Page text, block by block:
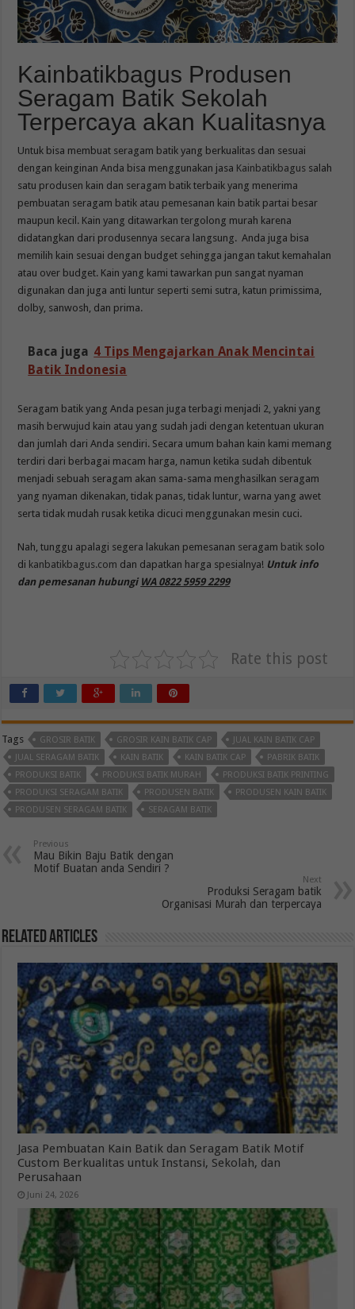
Kainbatikbagus Produsen
Seragam Batik Sekolah
Terpercaya akan Kualitasnya
Untuk bisa membuat seragam batik yang berkualitas dan sesuai
dengan keinginan Anda bisa menggunakan jasa Kainbatikbagus salah
satu produsen kain dan seragam batik terbaik yang menerima
pembuatan seragam batik atau pemesanan kain batik partai besar
maupun kecil. Kain yang ditawarkan tergolong murah karena
didatangkan dari produsennya secara langsung. Anda juga bisa
memilih kain sesuai dengan budget sehingga jangan takut kemahalan
atau over budget. Kain yang kami tawarkan pun sangat nyaman
digunakan dan juga anti luntur seperti semi sutra, katun primissima,
dolby, sanwosh, dan prima.
Baca juga 4 Tips Mengajarkan Anak Mencintai
Batik Indonesia
Seragam batik yang Anda pesan juga terbagi menjadi 2, yakni yang
masih berwujud kain atau yang sudah jadi dengan ketentuan ukuran
dan jumlah dari Anda sendiri. Secara umum bahan kain kami memang
terdiri dari berbagai macam harga, namun ketika sudah dibentuk
menjadi sebuah seragam akan sama-sama menghasilkan seragam
yang nyaman dikenakan, tidak panas, tidak luntur, warna yang awet
serta tidak mudah rusak ketika dicuci menggunakan mesin cuci.
Nah, tunggu apalagi segera lakukan pemesanan seragam batik solo
di kanbatikbagus.com dan dapatkan harga spesialnya! Untuk info
dan pemesanan hubungi WA 0822 5959 2299
Rate this post
Tags GROSIR BATIK GROSIR KAIN BATIK CAP
JUAL KAIN BATIK CAP
JUAL SERAGAM BATIK
KAIN BATIK KAIN BATIK CAP
PABRIK BATIK
PRODUKSI BATIK
PRODUKSI BATIK MURAH
PRODUKSI BATIK PRINTING
PRODUKSI SERAGAM BATIK
PRODUSEN BATIK
PRODUSEN KAIN BATIK
PRODUSEN SERAGAM BATIK
SERAGAM BATIK
Previous
Mau Bikin Baju Batik dengan
Motif Buatan anda Sendiri ?
Next
Produksi Seragam batik
Organisasi Murah dan terpercaya
Related Articles
Jasa Pembuatan Kain Batik dan Seragam Batik Motif
Custom Berkualitas untuk Instansi, Sekolah, dan
Perusahaan
Juni 24, 2026